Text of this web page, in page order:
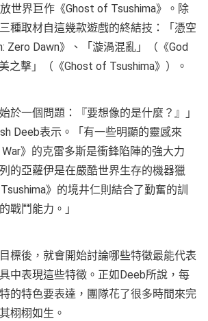
世界巨作《Ghost of Tsushima》。除
種取材自這幾款遊戲的終結技：「憑空
Zero Dawn》、「漩渦混亂」（《God
之擊」（《Ghost of Tsushima》）。
於一個問題：『要想像的是什麼？』」
Deeb表示。「有一些明顯的靈感來
》的克雷多斯是衝鋒陷陣的強大力
的亞蘿伊是在嚴酷世界生存的機器獵
》的境井仁則結合了勤奮的訓
戰鬥能力。」
標後，就會開始討論哪些特徵最能代表
中表現這些特徵。正如Deeb所說，每
的特色要表達，團隊花了很多時間來完
栩栩如生。